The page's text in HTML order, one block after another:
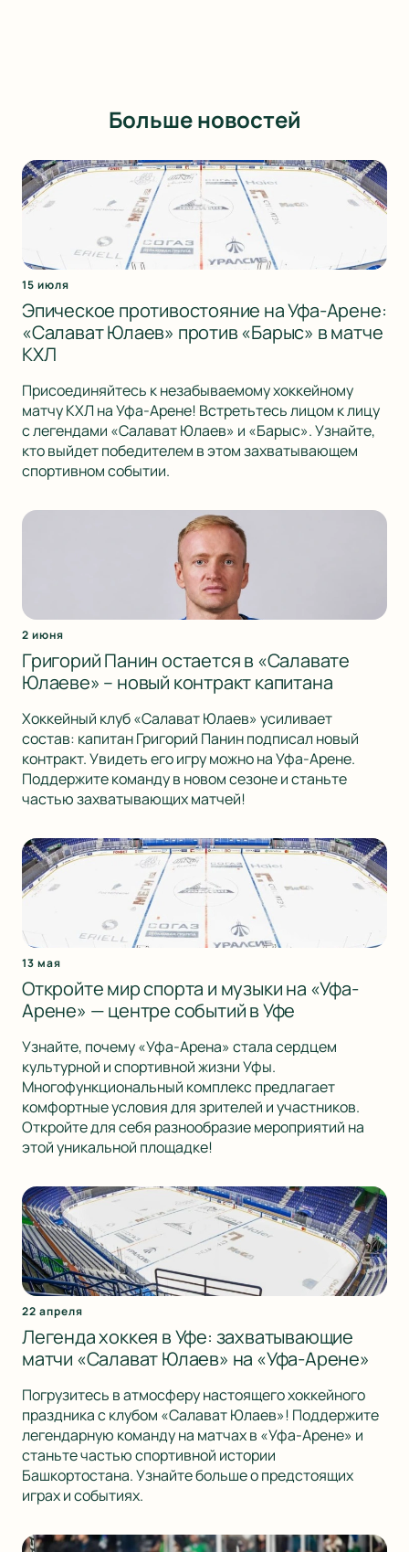
Больше новостей
15 июля
Эпическое противостояние на Уфа-Арене:
«Салават Юлаев» против «Барыс» в матче
КХЛ
Присоединяйтесь к незабываемому хоккейному
матчу КХЛ на Уфа-Арене! Встретьтесь лицом к лицу
с легендами «Салават Юлаев» и «Барыс». Узнайте,
кто выйдет победителем в этом захватывающем
спортивном событии.
2 июня
Григорий Панин остается в «Салавате
Юлаеве» – новый контракт капитана
Хоккейный клуб «Салават Юлаев» усиливает
состав: капитан Григорий Панин подписал новый
контракт. Увидеть его игру можно на Уфа-Арене.
Поддержите команду в новом сезоне и станьте
частью захватывающих матчей!
13 мая
Откройте мир спорта и музыки на «Уфа-
Арене» — центре событий в Уфе
Узнайте, почему «Уфа-Арена» стала сердцем
культурной и спортивной жизни Уфы.
Многофункциональный комплекс предлагает
комфортные условия для зрителей и участников.
Откройте для себя разнообразие мероприятий на
этой уникальной площадке!
22 апреля
Легенда хоккея в Уфе: захватывающие
матчи «Салават Юлаев» на «Уфа-Арене»
Погрузитесь в атмосферу настоящего хоккейного
праздника с клубом «Салават Юлаев»! Поддержите
легендарную команду на матчах в «Уфа-Арене» и
станьте частью спортивной истории
Башкортостана. Узнайте больше о предстоящих
играх и событиях.